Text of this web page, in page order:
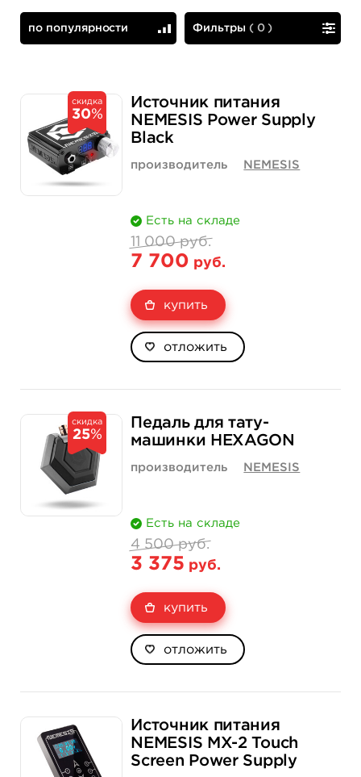
Фильтры (0 )
по популярности
скидка
30%
Источник питания
NEMESIS Power Supply
Black
производитель NEMESIS
Есть на складе
11 000 руб.
7 700 руб.
купить
отложить
скидка
25%
Педаль для тату-
машинки HEXAGON
производитель NEMESIS
Есть на складе
4 500 руб.
3 375 руб.
купить
отложить
Источник питания
NEMESIS MX-2 Touch
Screen Power Supply